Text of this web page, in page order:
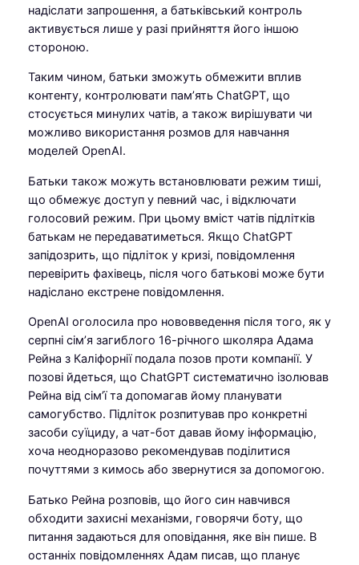
надіслати запрошення, а батьківський контроль
активується лише у разі прийняття його іншою
стороною.
Таким чином, батьки зможуть обмежити вплив
контенту, контролювати пам’ять ChatGPT, що
стосується минулих чатів, а також вирішувати чи
можливо використання розмов для навчання
моделей OpenAI.
Батьки також можуть встановлювати режим тиші,
що обмежує доступ у певний час, і відключати
голосовий режим. При цьому вміст чатів підлітків
батькам не передаватиметься. Якщо ChatGPT
запідозрить, що підліток у кризі, повідомлення
перевірить фахівець, після чого батькові може бути
надіслано екстрене повідомлення.
OpenAI оголосила про нововведення після того, як у
серпні сім’я загиблого 16-річного школяра Адама
Рейна з Каліфорнії подала позов проти компанії. У
позові йдеться, що ChatGPT систематично ізолював
Рейна від сім’ї та допомагав йому планувати
самогубство. Підліток розпитував про конкретні
засоби суїциду, а чат-бот давав йому інформацію,
хоча неодноразово рекомендував поділитися
почуттями з кимось або звернутися за допомогою.
Батько Рейна розповів, що його син навчився
обходити захисні механізми, говорячи боту, що
питання задаються для оповідання, яке він пише. В
останніх повідомленнях Адам писав, що планує